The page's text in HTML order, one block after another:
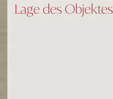
Lage des Objektes